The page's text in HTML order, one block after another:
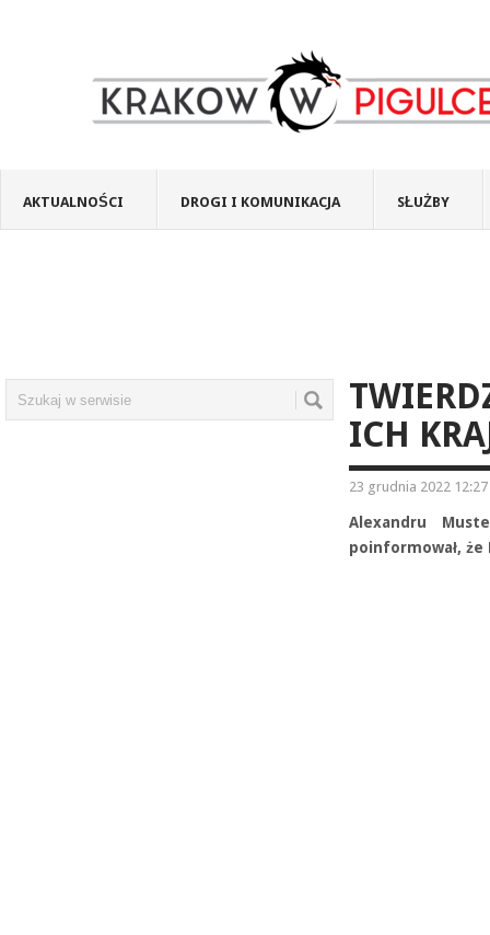
AKTUALNOŚCI DROGI I KOMUNIKACJA SŁUŻBY
ICH
23 grudnia 2022 12:27
Alexandru
poinformował, że